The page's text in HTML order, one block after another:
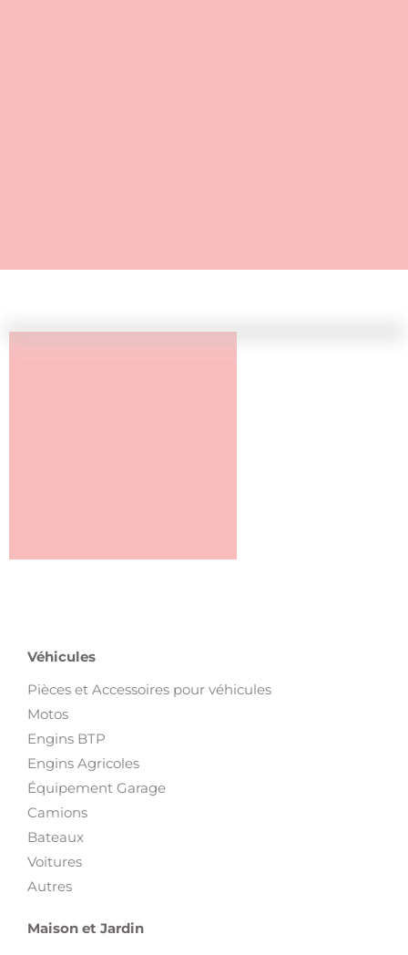
Véhicules
Pièces et Accessoires pour véhicules
Motos
Engins BTP
Engins Agricoles
Équipement Garage
Camions
Bateaux
Voitures
Autres
Maison et Jardin